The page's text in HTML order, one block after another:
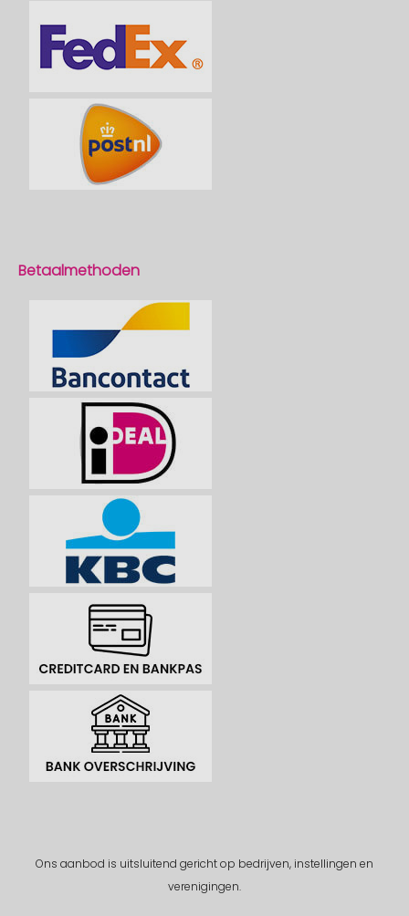
Betaalmethoden
Ons aanbod is uitsluitend gericht op bedrijven, instellingen en
verenigingen.